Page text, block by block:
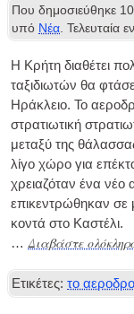
Που δημοσιεύθηκε 10
υπό Νέα . Τελευταία
Η Κρήτη διαθέτει
ταξιδιωτών θα
Ηράκλειο. Το
στρατιωτική
μεταξύ της
λίγο χώρο για
χρειαζόταν ένα νέο
επικεντρώθηκαν σε
κοντά στο Καστέλι.
… Διαβάστε
Ετικέτες: το